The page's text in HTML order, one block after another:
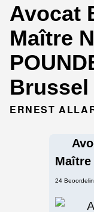
Avocat
Maître
ERNEST
Maître
24